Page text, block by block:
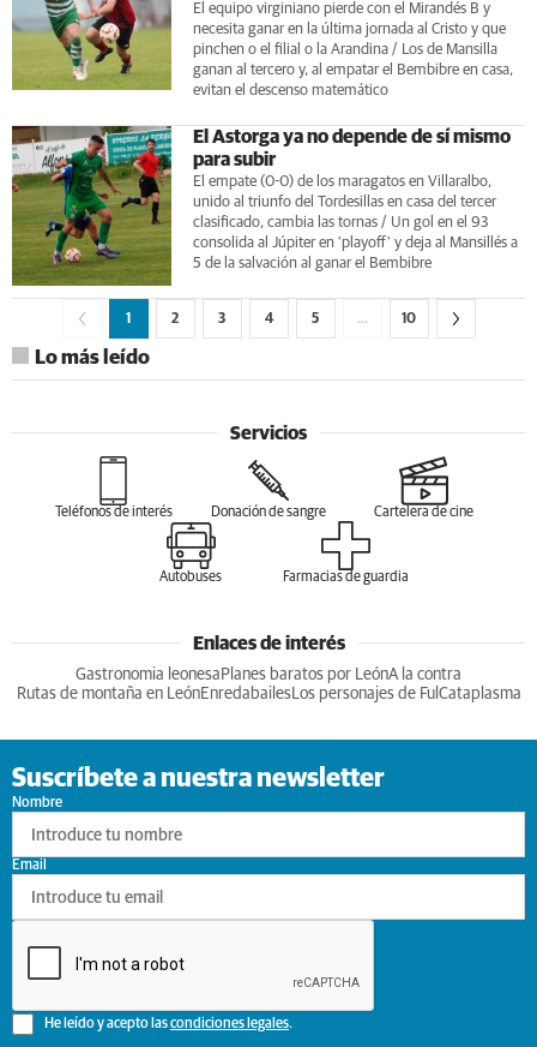
El equipo virginiano pierde con el Mirandés B y
necesita ganar en la última jornada al Cristo y que
pinchen o el filial o la Arandina / Los de Mansilla
ganan al tercero y, al empatar el Bembibre en casa,
evitan el descenso matemático
El Astorga ya no depende de sí mismo
para subir
El empate (0-0) de los maragatos en Villaralbo,
unido al triunfo del Tordesillas en casa del tercer
clasificado, cambia las tornas / Un gol en el 93
consolida al Júpiter en 'playoff' y deja al Mansillés a
5 de la salvación al ganar el Bembibre
1 2 3 4 5 … 10
Lo más leído
Servicios
Teléfonos de interés Donación de sangre Cartelera de cine
Autobuses Farmacias de guardia
Enlaces de interés
Gastronomia leonesa Planes baratos por LeónA la contra
Rutas de montaña en LeónEnredabailesLos personajes de Ful Cataplasma
Suscríbete a nuestra newsletter
Nombre
He leído y acepto lascondiciones legales.
Email